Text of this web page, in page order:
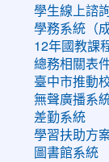
學生線上諮
學務系統（成
12年國教課
總務相關表
臺中市推動
無聲廣播系
差勤系統
學習扶助方
圖書館系統